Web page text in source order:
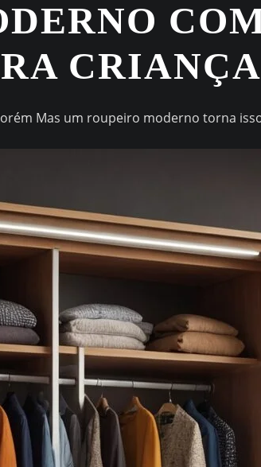
Mas um roupeiro moderno torna